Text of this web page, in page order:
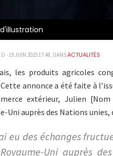
- 19 JUIN 2025 17:48, DANSACTUALITÉS
les produits agricoles
annonce a été faite à
extérieur, Julien
Uni auprès des Nations
eu des échanges
Uni auprès